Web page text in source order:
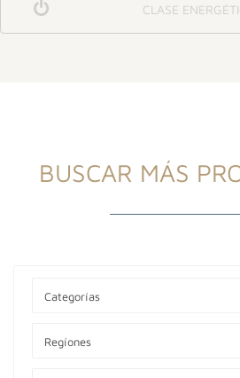
CLASE
BUSCAR MÁS
Categorías
Regíones